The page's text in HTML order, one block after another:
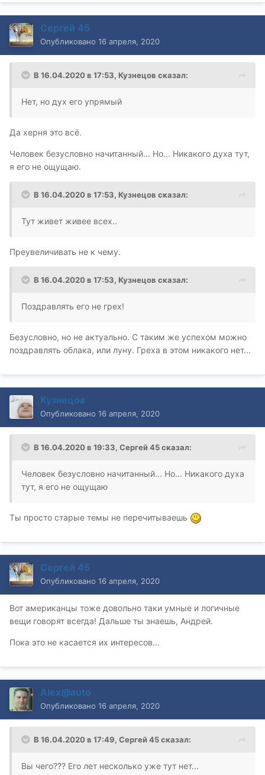
Сергей 45
Опубликовано 16 апреля, 2020
В 16.04.2020 в 17:53, Кузнецов сказал:
Нет, но дух его упрямый
Да херня это всё.
Человек безусловно начитанный... Но... Никакого духа тут,
я его не ощущаю.
В 16.04.2020 в 17:53, Кузнецов сказал:
Тут живет живее всех..
Преувеличивать не к чему.
В 16.04.2020 в 17:53, Кузнецов сказал:
Поздравлять его не грех!
Безусловно, но не актуально. С таким же успехом можно
поздравлять облака, или луну. Греха в этом никакого нет...
Кузнецов
Опубликовано 16 апреля, 2020
В 16.04.2020 в 19:33, Сергей 45сказал:
Человек безусловно начитанный... Но... Никакого духа
тут, я его не ощущаю
Ты просто старые темы не перечитываешь
Сергей 45
Опубликовано 16 апреля, 2020
Вот американцы тоже довольно таки умные и логичные
вещи говорят всегда! Дальше ты знаешь, Андрей.
Пока это не касается их интересов...
Alex@auto
Опубликовано 16 апреля, 2020
В 16.04.2020 в 17:49, Сергей 45сказал:
Вы чего??? Его лет несколько уже тут нет...